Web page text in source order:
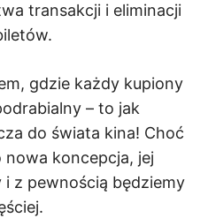
transakcji i eliminacji
gdzie każdy kupiony
– to jak
do świata kina! Choć
koncepcja, jej
i z pewnością będziemy